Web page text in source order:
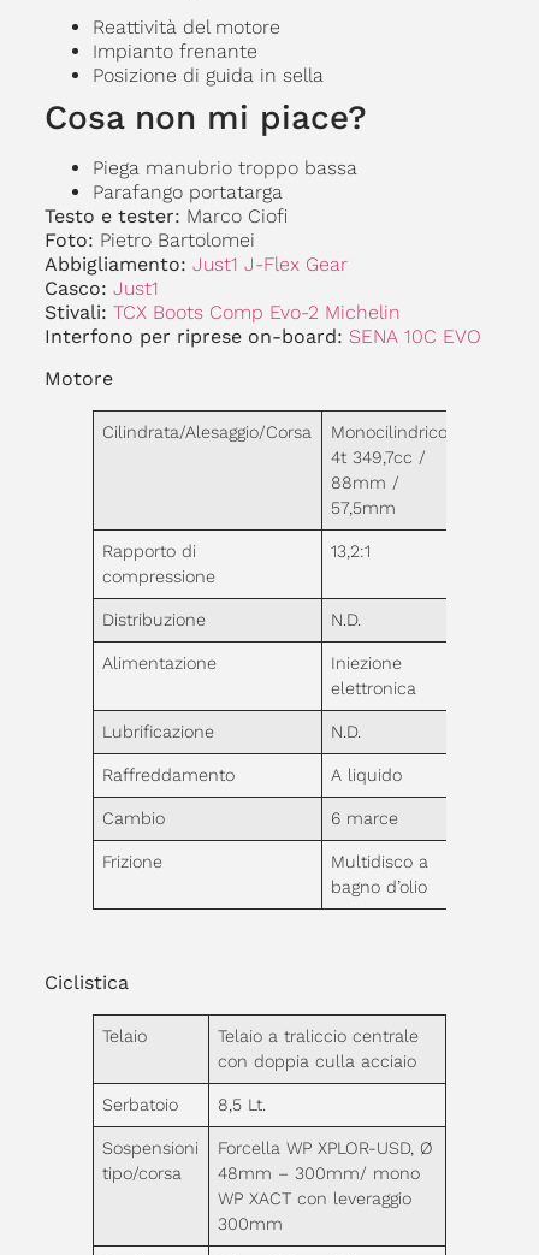
Reattività del motore
Impianto frenante
Posizione di guida in sella
Cosa non mi piace?
Piega manubrio troppo bassa
Parafango portatarga
Testo e tester: Marco Ciofi
Foto: Pietro Bartolomei
Abbigliamento: Just1 J-Flex Gear
Casco: Just1
Stivali: TCX Boots Comp Evo-2 Michelin
Interfono per riprese on-board: SENA 10C EVO
Motore
Cilindrata/Alesaggio/Corsa
Monocilindrico
4t 349,7cc /
88mm /
57,5mm
Rapporto di
compressione
13,2:1
Distribuzione N.D.
Alimentazione
Iniezione
elettronica
Lubrificazione N.D.
Raffreddamento A liquido
Cambio 6 marce
Frizione
Multidisco a
bagno d’olio
Ciclistica
Telaio
Telaio a traliccio centrale
con doppia culla acciaio
Serbatoio 8,5 Lt.
Sospensioni
tipo/corsa
Forcella WP XPLOR-USD, Ø
48mm – 300mm/ mono
WP XACT con leveraggio
300mm